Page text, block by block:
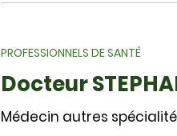
PROFESSIONNELS DE SANTÉ
Docteur
Médecin autres